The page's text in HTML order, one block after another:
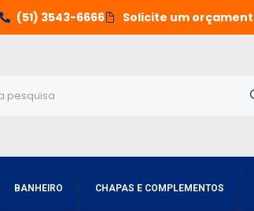
(51) 3543-6666 Solicite um
BANHEIRO CHAPAS E COMPLEMENTOS